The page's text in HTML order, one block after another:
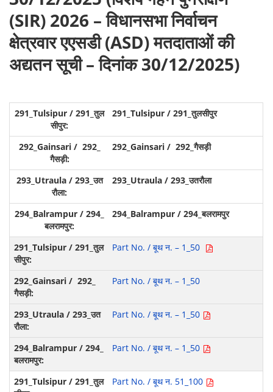
(SIR) 2026 – विधानसभा निर्वाचन
क्षेत्रवार एएसडी (ASD) मतदाताओं की
अद्यतन सूची – दिनांक 30/12/2025)
291_Tulsipur / 291_तुलसीपुर
292_Gainsari / 292_गैसड़ी
293_Utraula / 293_उतरौला
294_Balrampur / 294_बलरामपुर
Part No. / बूथ न. – 1_50
Part No. / बूथ न. – 1_50
Part No. / बूथ न. – 1_50
Part No. / बूथ न. – 1_50
Part No. / बूथ न. 51_100